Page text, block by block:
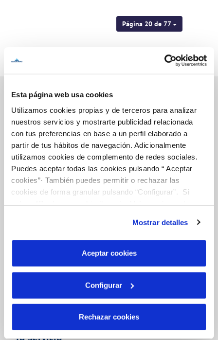
Esta página web usa cookies
Utilizamos cookies propias y de terceros para analizar
nuestros servicios y mostrarte publicidad relacionada
con tus preferencias en base a un perfil elaborado a
partir de tus hábitos de navegación. Adicionalmente
utilizamos cookies de complemento de redes sociales.
Puedes aceptar todas las cookies pulsando “ Aceptar
cookies”· También puedes permitir o rechazar las
cookies de forma granular pulsando “Configurar”. Si
son indispensables para que el sitio web funcione y que
por tanto no se pueden desactivar. Puedes consultar
más información en nuestraPolítica de Cookies
Mostrar detalles
Aceptar cookies
Configurar
Rechazar cookies
Página 20 de 77
Inicio
Gestiones Online
Tu Servicio